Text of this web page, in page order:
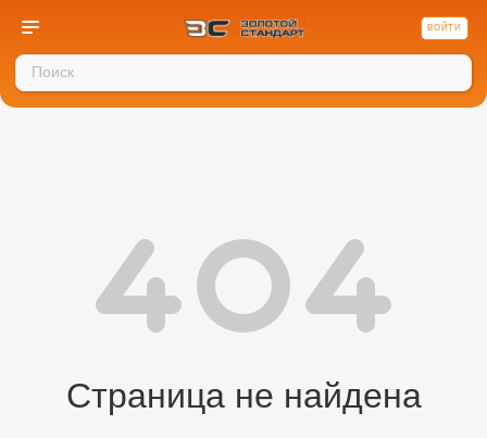
ВОЙТИ
Страница не найдена